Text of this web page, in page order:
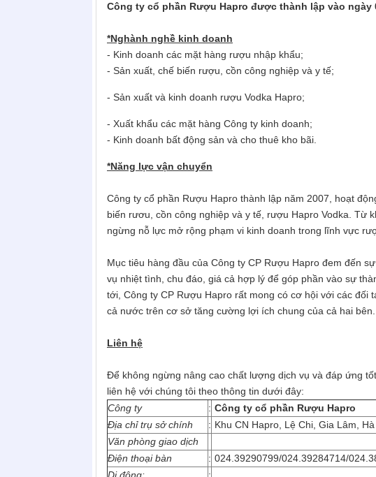
Công ty cổ phần Rượu Hapro được thành lập vào ngày
*Nghành nghề kinh doanh
- Kinh doanh các mặt hàng rượu nhập khẩu;
- Sản xuất, chế biến rượu, cồn công nghiệp và y tế;
- Sản xuất và kinh doanh rượu Vodka Hapro;
- Xuất khẩu các mặt hàng Công ty kinh doanh;
- Kinh doanh bất động sản và cho thuê kho bãi.
*Năng lực vận chuyển
Công ty cổ phần Rượu Hapro thành lập năm 2007, hoạt
biến rươu, cồn công nghiệp và y tế, rượu Hapro Vodka. Từ
ngừng nỗ lực mở rộng phạm vi kinh doanh trong lĩnh vực
Mục tiêu hàng đầu của Công ty CP Rượu Hapro đem đến
vụ nhiệt tình, chu đáo, giá cả hợp lý để góp phần vào sự
tới, Công ty CP Rượu Hapro rất mong có cơ hội với các đối
cả nước trên cơ sở tăng cường lợi ích chung của cả hai bên.
Liên hệ
Để không ngừng nâng cao chất lượng dịch vụ và đáp ứng
liên hệ với chúng tôi theo thông tin dưới đây:
Công ty
: Công ty cổ phần Rượu Hapro
Địa chỉ trụ sở chính
: Khu CN Hapro, Lệ Chi, Gia Lâm,
Văn phòng giao dịch
Điện thoại bàn
: 024.39290799/024.39284714/